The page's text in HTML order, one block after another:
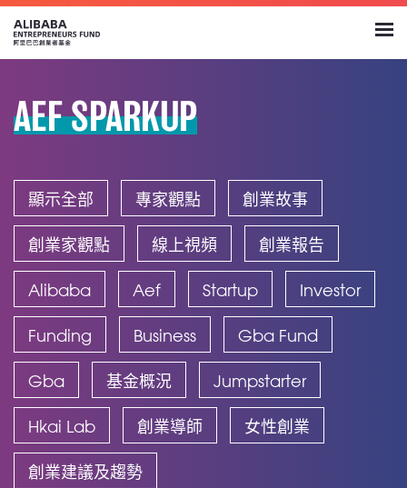
AEF SPARKUP
顯示全部 專家觀點 創業故事
創業家觀點 線上視頻 創業報告
Alibaba Aef Startup Investor
Funding Business Gba Fund
Gba 基金概況 Jumpstarter
Hkai Lab 創業導師 女性創業
創業建議及趨勢